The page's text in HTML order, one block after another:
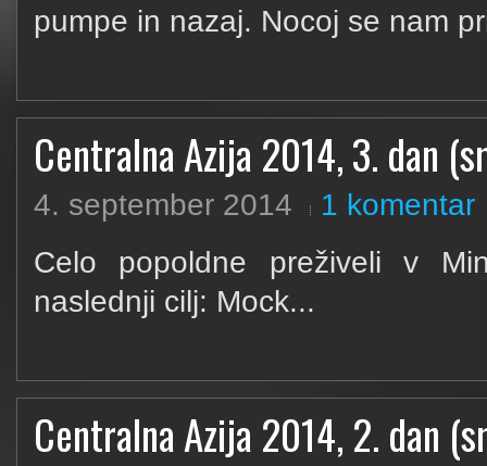
pumpe in nazaj. Nocoj se nam
Centralna Azija 2014, 3. dan
4. september 2014
1 komentar
Celo popoldne preživeli v
naslednji cilj: Mock...
Centralna Azija 2014, 2. dan